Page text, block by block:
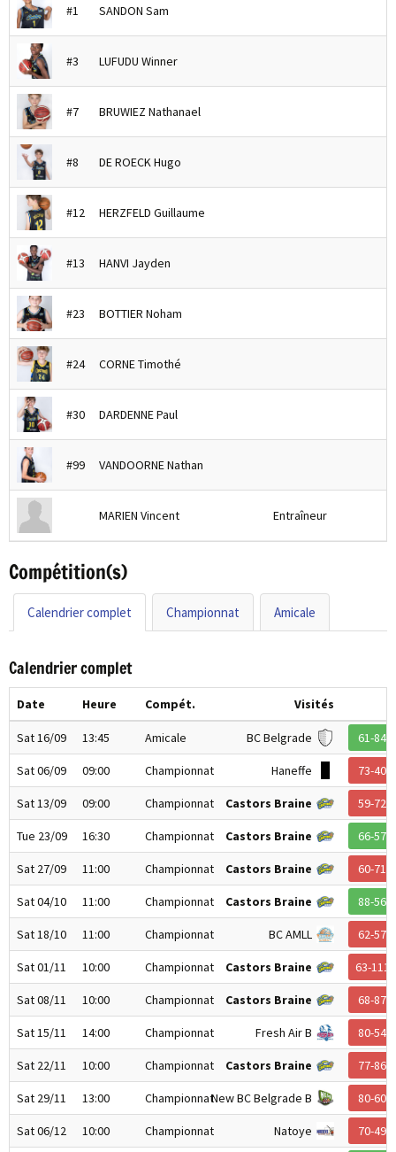
#1 SANDON Sam
#3 LUFUDU Winner
#7 BRUWIEZ Nathanael
#8 DE ROECK Hugo
#12 HERZFELD Guillaume
#13 HANVI Jayden
#23 BOTTIER Noham
#24 CORNE Timothé
#30 DARDENNE Paul
#99 VANDOORNE Nathan
MARIEN Vincent Entraîneur
Compétition(s)
Calendrier complet Championnat Amicale
Calendrier complet
Date Heure Compét. Visités
Sat 16/09 13:45 Amicale BC Belgrade 61-84
Sat 06/09 09:00 Championnat Haneffe 73-40
Sat 13/09 09:00 Championnat Castors Braine 59-72
Tue 23/09 16:30 Championnat Castors Braine 66-57
Sat 27/09 11:00 Championnat Castors Braine 60-71
Sat 04/10 11:00 Championnat Castors Braine 88-56
Sat 18/10 11:00 Championnat BC AMLL 62-57
Sat 01/11 10:00 Championnat Castors Braine 63-111
Sat 08/11 10:00 Championnat Castors Braine 68-87
Sat 15/11 14:00 Championnat Fresh Air B 80-54
Sat 22/11 10:00 Championnat Castors Braine 77-86
Sat 29/11 13:00 ChampionnatNew BC Belgrade B 80-60
Sat 06/12 10:00 Championnat Natoye 70-49